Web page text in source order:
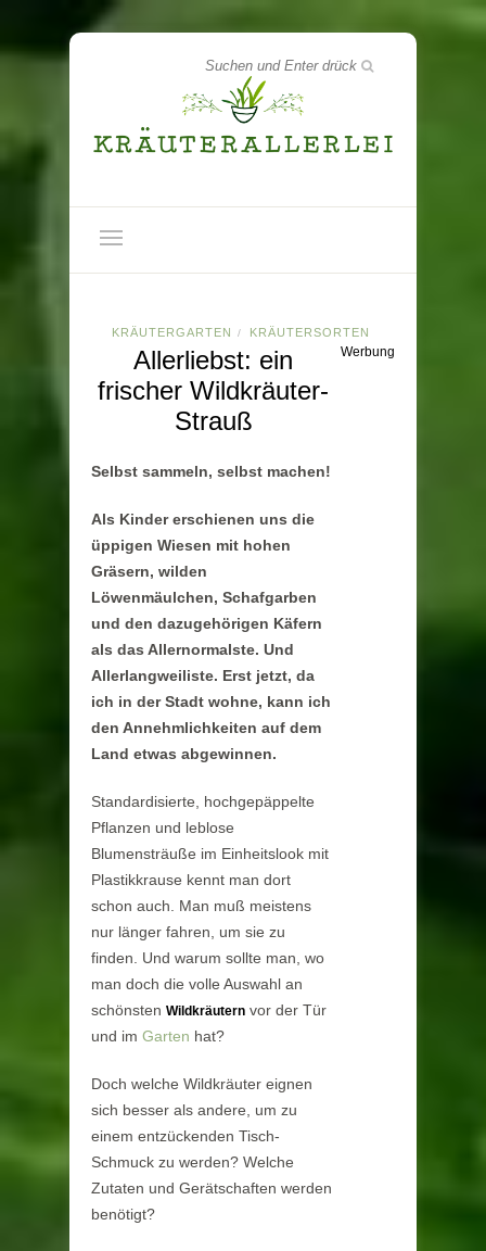
KRÄUTERGARTEN / KRÄUTERSORTEN
Allerliebst: ein
frischer Wildkräuter-
Strauß
Werbung
Selbst sammeln, selbst machen!
Als Kinder erschienen uns die
üppigen Wiesen mit hohen
Gräsern, wilden
Löwenmäulchen, Schafgarben
und den dazugehörigen Käfern
als das Allernormalste. Und
Allerlangweiliste. Erst jetzt, da
ich in der Stadt wohne, kann ich
den Annehmlichkeiten auf dem
Land etwas abgewinnen.
Standardisierte, hochgepäppelte
Pflanzen und leblose
Blumensträuße im Einheitslook mit
Plastikkrause kennt man dort
schon auch. Man muß meistens
nur länger fahren, um sie zu
finden. Und warum sollte man, wo
man doch die volle Auswahl an
schönsten Wildkräutern vor der Tür
und im Garten hat?
Doch welche Wildkräuter eignen
sich besser als andere, um zu
einem entzückenden Tisch-
Schmuck zu werden? Welche
Zutaten und Gerätschaften werden
benötigt?